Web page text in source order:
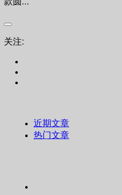
关注:
近期文章
热门文章